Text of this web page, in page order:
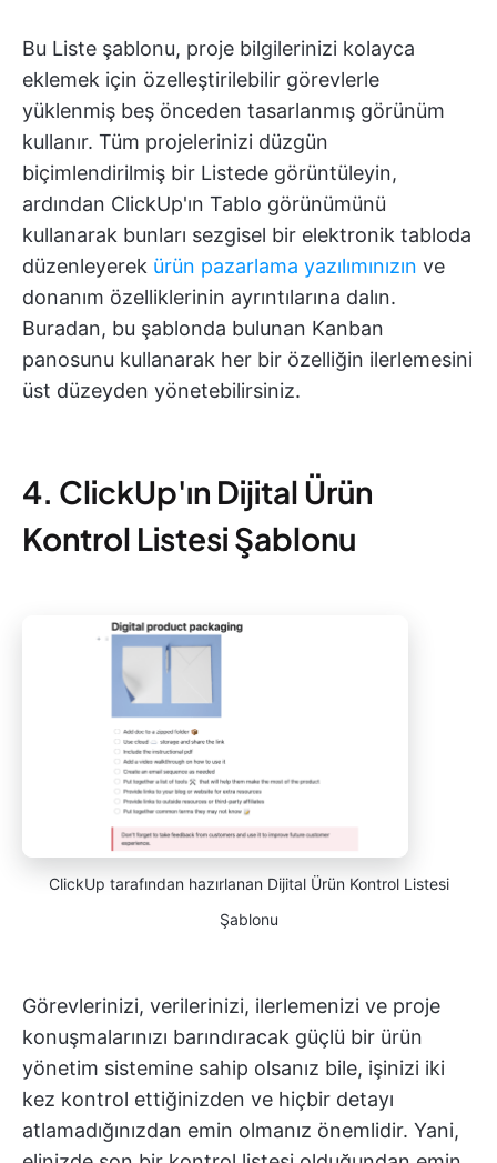
Bu Liste şablonu, proje bilgilerinizi kolayca
eklemek için özelleştirilebilir görevlerle
yüklenmiş beş önceden tasarlanmış görünüm
kullanır. Tüm projelerinizi düzgün
biçimlendirilmiş bir Listede görüntüleyin,
ardından ClickUp'ın Tablo görünümünü
kullanarak bunları sezgisel bir elektronik tabloda
düzenleyerek ürün pazarlama yazılımınızın ve
donanım özelliklerinin ayrıntılarına dalın.
Buradan, bu şablonda bulunan Kanban
panosunu kullanarak her bir özelliğin ilerlemesini
üst düzeyden yönetebilirsiniz.
4. ClickUp'ın Dijital Ürün
Kontrol Listesi Şablonu
ClickUp tarafından hazırlanan Dijital Ürün Kontrol Listesi
Şablonu
Görevlerinizi, verilerinizi, ilerlemenizi ve proje
konuşmalarınızı barındıracak güçlü bir ürün
yönetim sistemine sahip olsanız bile, işinizi iki
kez kontrol ettiğinizden ve hiçbir detayı
atlamadığınızdan emin olmanız önemlidir. Yani,